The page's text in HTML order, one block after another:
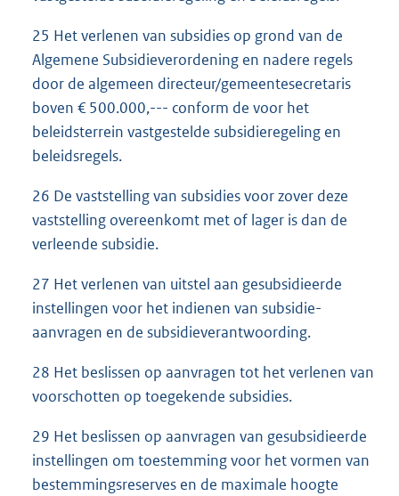
25 Het verlenen van subsidies op grond van de
Algemene Subsidieverordening en nadere regels
door de algemeen directeur/gemeentesecretaris
boven € 500.000,--- conform de voor het
beleidsterrein vastgestelde subsidieregeling en
beleidsregels.
26 De vaststelling van subsidies voor zover deze
vaststelling overeenkomt met of lager is dan de
verleende subsidie.
27 Het verlenen van uitstel aan gesubsidieerde
instellingen voor het indienen van subsidie-
aanvragen en de subsidieverantwoording.
28 Het beslissen op aanvragen tot het verlenen van
voorschotten op toegekende subsidies.
29 Het beslissen op aanvragen van gesubsidieerde
instellingen om toestemming voor het vormen van
bestemmingsreserves en de maximale hoogte